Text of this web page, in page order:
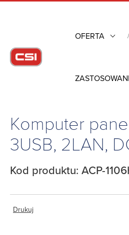
OFERTA
Komputery
Komputer
3USB, 2LAN,
Kod produktu: ACP-
Drukuj